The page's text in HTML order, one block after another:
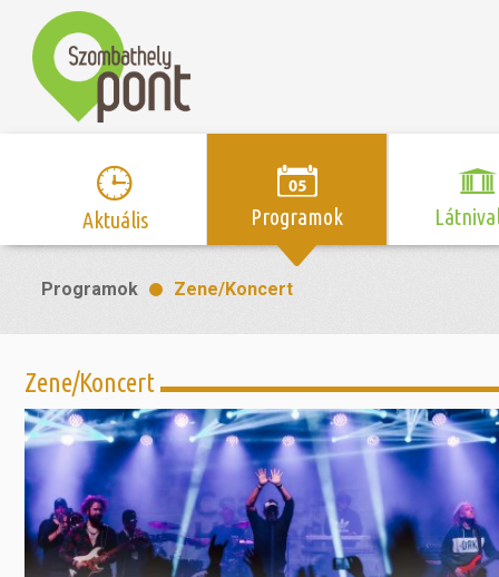
Aktuális Programok
Program naptár
Szent Márton
Mozi
Színház/Tánc
Előadás/Kiállítás
Gyerekeknek
Szent
Zsidó
Hírek
Sport és
Egyéb
Programok Zene/Koncert
Zene/Koncert